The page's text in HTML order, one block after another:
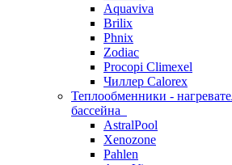
Aquaviva
Brilix
Phnix
Zodiac
Procopi Climexel
Чиллер Calorex
Теплообменники -
бассейна
AstralPool
Xenozone
Pahlen